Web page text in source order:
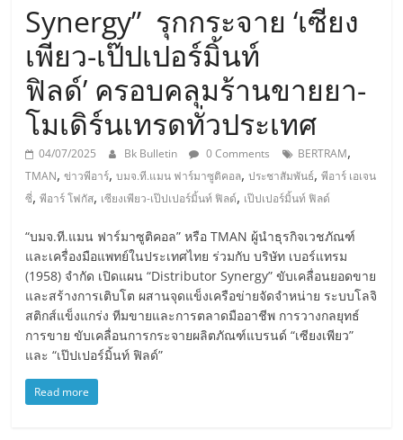
Synergy” รุกกระจาย ‘เซียง
เพียว-เป๊ปเปอร์มิ้นท์
ฟิลด์’ ครอบคลุมร้านขายยา-
โมเดิร์นเทรดทั่วประเทศ
04/07/2025 Bk Bulletin 0 Comments BERTRAM,
TMAN,ข่าวพีอาร์,บมจ.ที.แมน ฟาร์มาซูติคอล,ประชาสัมพันธ์,พีอาร์ เอเจน
ซี่,พีอาร์ โฟกัส, เซียงเพียว-เป๊ปเปอร์มิ้นท์ ฟิลด์, เป๊ปเปอร์มิ้นท์ ฟิลด์
“บมจ.ที.แมน ฟาร์มาซูติคอล” หรือ TMAN ผู้นำธุรกิจเวชภัณฑ์
และเครื่องมือแพทย์ในประเทศไทย ร่วมกับ บริษัท เบอร์แทรม
(1958) จำกัด เปิดแผน “Distributor Synergy” ขับเคลื่อนยอดขาย
และสร้างการเติบโต ผสานจุดแข็งเครือข่ายจัดจำหน่าย ระบบโลจิ
สติกส์แข็งแกร่ง ทีมขายและการตลาดมืออาชีพ การวางกลยุทธ์
การขาย ขับเคลื่อนการกระจายผลิตภัณฑ์แบรนด์ “เซียงเพียว”
และ “เป๊ปเปอร์มิ้นท์ ฟิลด์”
Read more